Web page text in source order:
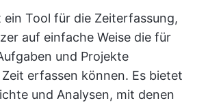
ein Tool für die Zeiterfassung,
auf einfache Weise die für
und Projekte
erfassen können. Es bietet
und Analysen, mit denen